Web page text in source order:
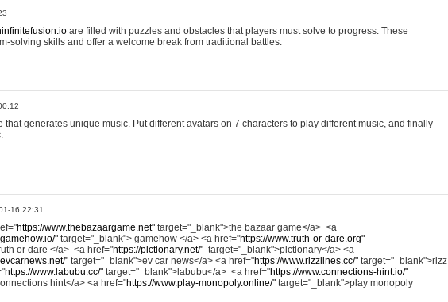
are filled with puzzles and obstacles that players must solve to progress. These
solving skills and offer a welcome break from traditional battles.
that generates unique music. Put different avatars on 7 characters to play different music, and finally
16 22:31
https://www.thebazaargame.net" target="_blank">the bazaar game</a> <a
" target="_blank"> gamehow </a> <a href="https://www.truth-or-dare.org"
or dare </a> <a href="https://pictionary.net/" target="_blank">pictionary</a> <a
" target="_blank">ev car news</a> <a href="https://www.rizzlines.cc/" target="_blank">rizz
https://www.labubu.cc/" target="_blank">labubu</a> <a href="https://www.connections-hint.io/"
hint</a> <a href="https://www.play-monopoly.online/" target="_blank">play monopoly